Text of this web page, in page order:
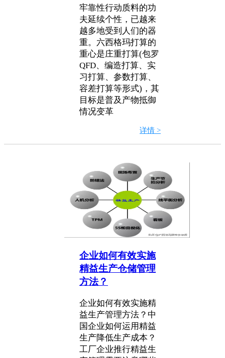
牢靠性行动质料的功
夫延续个性，已越来
越多地受到人们的器
重。六西格玛打算的
重心是庄重打算(包罗
QFD、编造打算、实
习打算、参数打算、
容差打算等形式)，其
目标是普及产物抵御
情况变革
详情 >
企业如何有效实施
精益生产仓储管理
方法？
企业如何有效实施精
益生产管理方法？中
国企业如何运用精益
生产降低生产成本？
工厂企业推行精益生